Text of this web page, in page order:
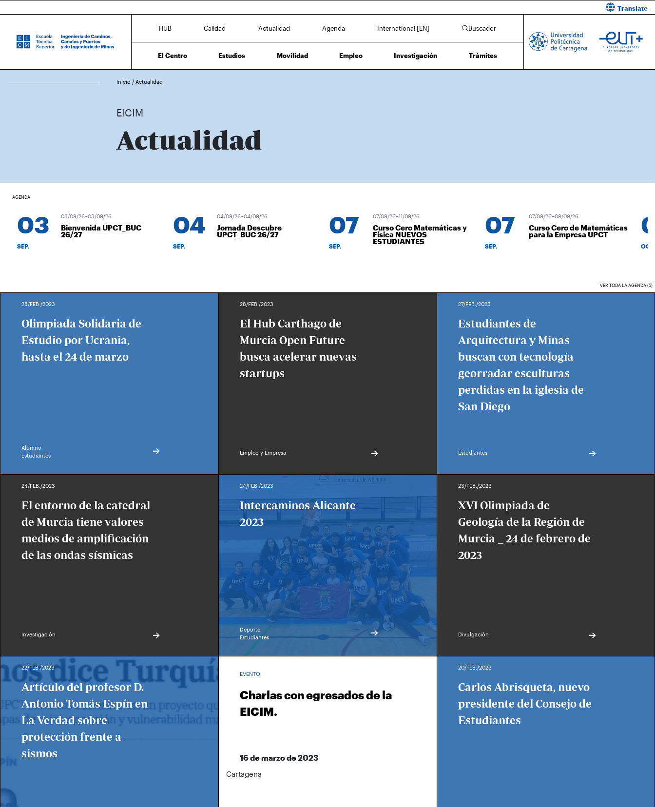
Translate
HUB Calidad Actualidad Agenda International [EN] Buscador
El Centro Estudios Movilidad Empleo Investigación Trámites
Inicio / Actualidad
EICIM
Actualidad
AGENDA
03
SEP.
03/09/26–03/09/26
Bienvenida UPCT_BUC
26/27 04
SEP.
04/09/26–04/09/26
Jornada Descubre
UPCT_BUC 26/27 07
SEP.
07/09/26–11/09/26
Curso Cero Matemáticas y
Física NUEVOS
ESTUDIANTES
07
SEP.
07/09/26–09/09/26
Curso Cero de Matemáticas
para la Empresa UPCT
OCT.
VER TODA LA AGENDA (5)
28/FEB./2023
Olimpiada Solidaria de
Estudio por Ucrania,
hasta el 24 de marzo
Alumno
Estudiantes
28/FEB./2023
El Hub Carthago de
Murcia Open Future
busca acelerar nuevas
startups
Empleo y Empresa
27/FEB./2023
Estudiantes de
Arquitectura y Minas
buscan con tecnología
georradar esculturas
perdidas en la iglesia de
San Diego
Estudiantes
24/FEB./2023
El entorno de la catedral
de Murcia tiene valores
medios de amplificación
de las ondas sísmicas
Investigación
24/FEB./2023
Intercaminos Alicante
2023
Deporte
Estudiantes
23/FEB./2023
XVI Olimpiada de
Geología de la Región de
Murcia _ 24 de febrero de
2023
Divulgación
22/FEB./2023
Artículo del profesor D.
Antonio Tomás Espín en
La Verdad sobre
protección frente a
sismos
EVENTO
Charlas con egresados de la
EICIM.
16 de marzo de 2023
Cartagena
20/FEB./2023
Carlos Abrisqueta, nuevo
presidente del Consejo de
Estudiantes